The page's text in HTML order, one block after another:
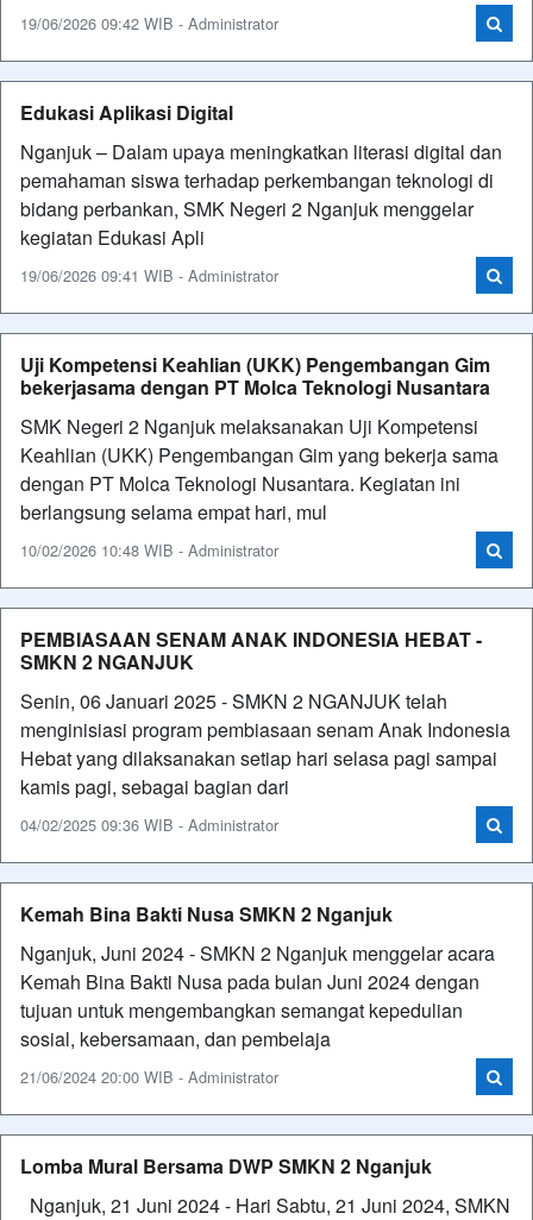
19/06/2026 09:42 WIB - Administrator
Edukasi Aplikasi Digital
Nganjuk – Dalam upaya meningkatkan literasi digital dan
pemahaman siswa terhadap perkembangan teknologi di
bidang perbankan, SMK Negeri 2 Nganjuk menggelar
kegiatan Edukasi Apli
19/06/2026 09:41 WIB - Administrator
Uji Kompetensi Keahlian (UKK) Pengembangan Gim
bekerjasama dengan PT Molca Teknologi Nusantara
SMK Negeri 2 Nganjuk melaksanakan Uji Kompetensi
Keahlian (UKK) Pengembangan Gim yang bekerja sama
dengan PT Molca Teknologi Nusantara. Kegiatan ini
berlangsung selama empat hari, mul
10/02/2026 10:48 WIB - Administrator
PEMBIASAAN SENAM ANAK INDONESIA HEBAT -
SMKN 2 NGANJUK
Senin, 06 Januari 2025 - SMKN 2 NGANJUK telah
menginisiasi program pembiasaan senam Anak Indonesia
Hebat yang dilaksanakan setiap hari selasa pagi sampai
kamis pagi, sebagai bagian dari
04/02/2025 09:36 WIB - Administrator
Kemah Bina Bakti Nusa SMKN 2 Nganjuk
Nganjuk, Juni 2024 - SMKN 2 Nganjuk menggelar acara
Kemah Bina Bakti Nusa pada bulan Juni 2024 dengan
tujuan untuk mengembangkan semangat kepedulian
sosial, kebersamaan, dan pembelaja
21/06/2024 20:00 WIB - Administrator
Lomba Mural Bersama DWP SMKN 2 Nganjuk
Nganjuk, 21 Juni 2024 - Hari Sabtu, 21 Juni 2024, SMKN